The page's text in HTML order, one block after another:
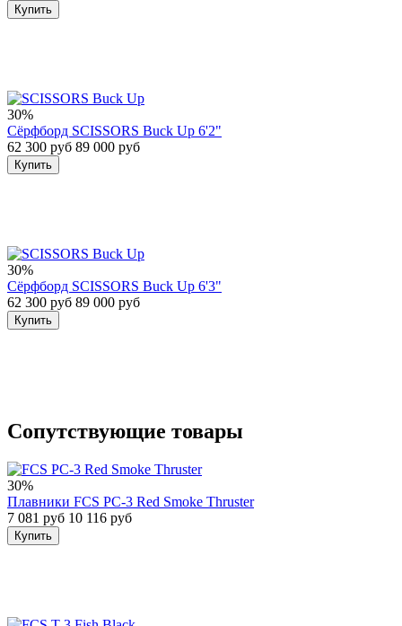
Купить
30%
Сёрфборд SCISSORS Buck Up 6'2"
62 300 руб 89 000 руб
Купить
30%
Сёрфборд SCISSORS Buck Up 6'3"
62 300 руб 89 000 руб
Купить
Сопутствующие товары
30%
Плавники FCS PC-3 Red Smoke Thruster
7 081 руб 10 116 руб
Купить